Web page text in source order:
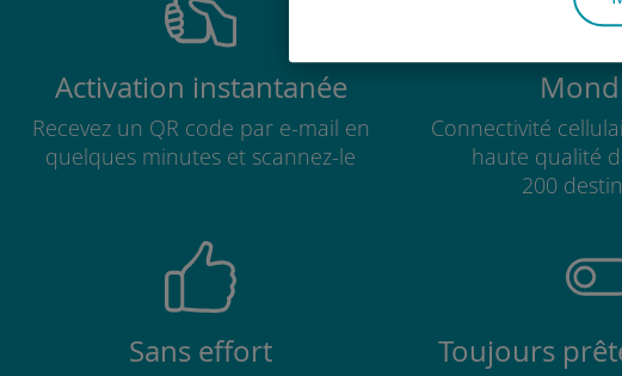
Activation instantanée
Recevez un QR code par e-mail en
quelques minutes et scannez-le
Connectivité
haute qualité
200
Sans effort Toujours